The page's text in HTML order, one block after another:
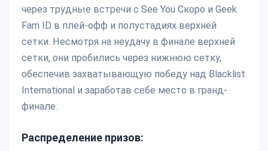
через трудные встречи с See You Скоро и Geek
Fam ID в плей-офф и полустадиях верхней
сетки. Несмотря на неудачу в финале верхней
сетки, они пробились через нижнюю сетку,
обеспечив захватывающую победу над Blacklist
International и заработав себе место в гранд-
финале.
Распределение призов: